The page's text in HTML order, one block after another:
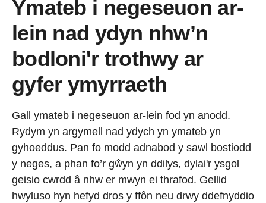
Ymateb i negeseuon ar-
lein nad ydyn nhw’n
bodloni'r trothwy ar
gyfer ymyrraeth
Gall ymateb i negeseuon ar-lein fod yn anodd.
Rydym yn argymell nad ydych yn ymateb yn
gyhoeddus. Pan fo modd adnabod y sawl bostiodd
y neges, a phan fo’r gŵyn yn ddilys, dylai'r ysgol
geisio cwrdd â nhw er mwyn ei thrafod. Gellid
hwyluso hyn hefyd dros y ffôn neu drwy ddefnyddio